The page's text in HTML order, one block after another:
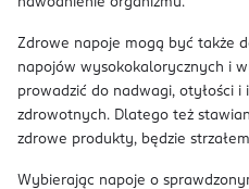
Zdrowe napoje mogą być także
napojów wysokokalorycznych i
prowadzić do nadwagi, otyłości
zdrowotnych. Dlatego też
zdrowe produkty, będzie
Wybierając napoje o